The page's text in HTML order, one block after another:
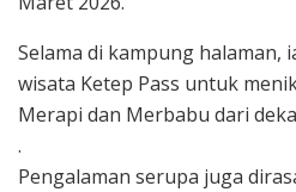
Selama di kampung halaman,
wisata Ketep Pass untuk
Merapi dan Merbabu dari
.
Pengalaman serupa juga